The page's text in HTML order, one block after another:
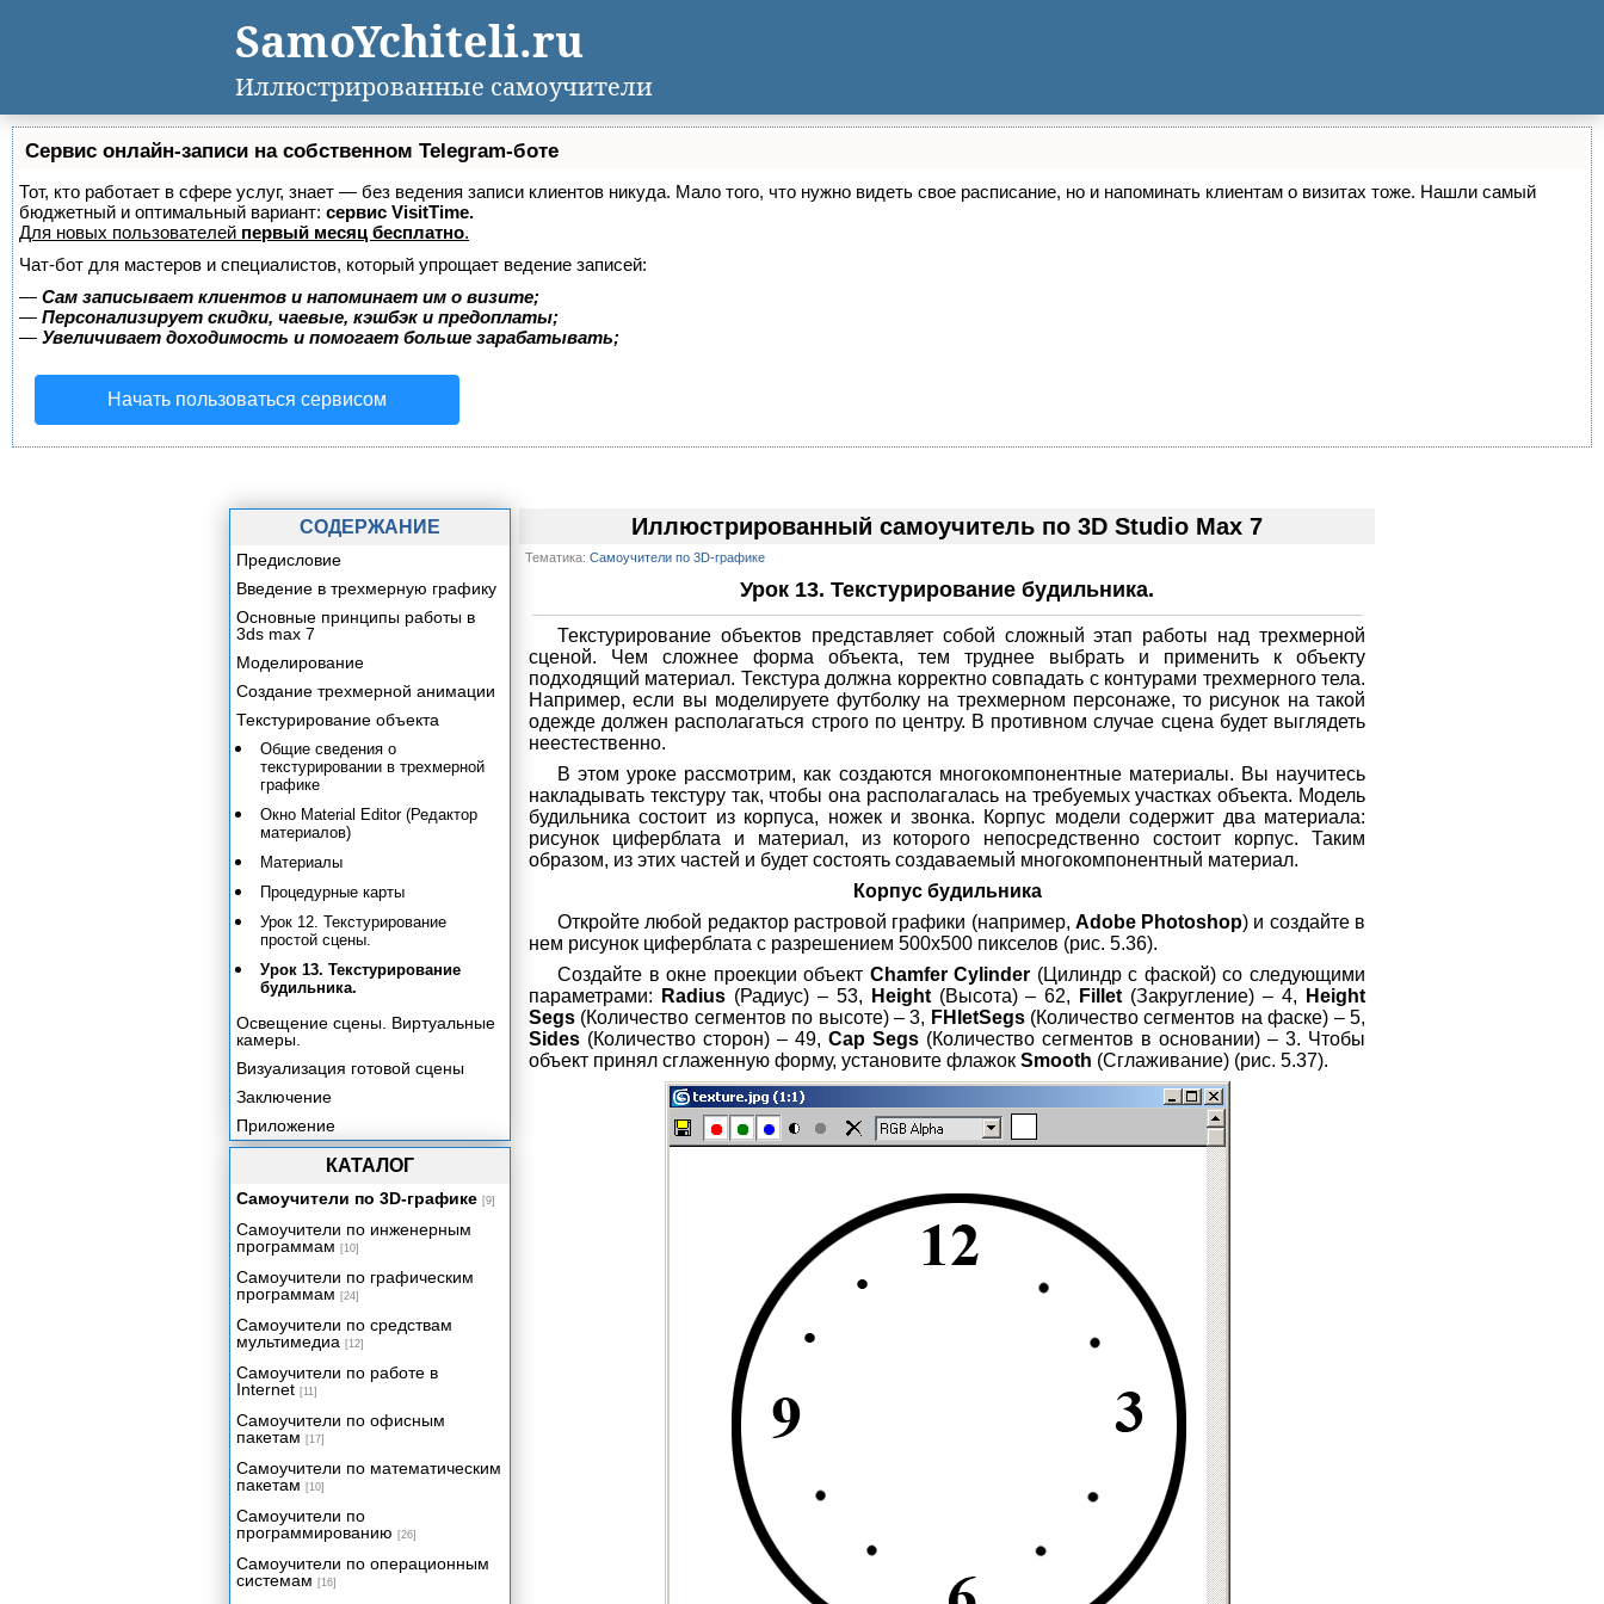
Сервис онлайн-записи на собственном Telegram-боте
Тот, кто работает в сфере услуг, знает — без ведения записи клиентов никуда. Мало того, что нужно видеть свое расписание, но и напоминать клиентам о визитах тоже. Нашли самый
бюджетный и оптимальный вариант: сервис VisitTime.
Для новых пользователей первый месяц бесплатно.
Чат-бот для мастеров и специалистов, который упрощает ведение записей:
— Сам записывает клиентов и напоминает им о визите;
— Персонализирует скидки, чаевые, кэшбэк и предоплаты;
— Увеличивает доходимость и помогает больше зарабатывать;
Начать пользоваться сервисом
Иллюстрированный самоучитель по 3D Studio Max 7
Тематика: Самоучители по 3D-графике
Урок 13. Текстурирование будильника.
Текстурирование объектов представляет собой сложный этап работы над трехмерной
сценой. Чем сложнее форма объекта, тем труднее выбрать и применить к объекту
подходящий материал. Текстура должна корректно совпадать с контурами трехмерного тела.
Например, если вы моделируете футболку на трехмерном персонаже, то рисунок на такой
одежде должен располагаться строго по центру. В противном случае сцена будет выглядеть
неестественно.
В этом уроке рассмотрим, как создаются многокомпонентные материалы. Вы научитесь
накладывать текстуру так, чтобы она располагалась на требуемых участках объекта. Модель
будильника состоит из корпуса, ножек и звонка. Корпус модели содержит два материала:
рисунок циферблата и материал, из которого непосредственно состоит корпус. Таким
образом, из этих частей и будет состоять создаваемый многокомпонентный материал.
Корпус будильника
Откройте любой редактор растровой графики (например, Adobe Photoshop) и создайте в
нем рисунок циферблата с разрешением 500x500 пикселов (рис. 5.36).
Создайте в окне проекции объект Chamfer Cylinder (Цилиндр с фаской) со следующими
параметрами:
Radius(Радиус) – 53, Height(Высота) – 62, Fillet (Закругление) – 4,
Height
Segs (Количество сегментов по высоте) – 3, FHletSegs(Количество сегментов на фаске) – 5,
Sides (Количество сторон) – 49, Cap Segs (Количество сегментов в основании) – 3. Чтобы
объект принял сглаженную форму, установите флажок Smooth (Сглаживание) (рис. 5.37).
СОДЕРЖАНИЕ
Предисловие
Введение в трехмерную графику
Основные принципы работы в
3ds max 7
Моделирование
Создание трехмерной анимации
Текстурирование объекта
Общие сведения о
текстурировании в трехмерной
графике
Окно Material Editor (Редактор
материалов)
Материалы
Процедурные карты
Урок 12. Текстурирование
простой сцены.
Урок 13. Текстурирование
будильника.
Освещение сцены. Виртуальные
камеры.
Визуализация готовой сцены
Заключение
Приложение
КАТАЛОГ
Самоучители по 3D-графике [9]
Самоучители по инженерным
программам [10]
Самоучители по графическим
программам [24]
Самоучители по средствам
мультимедиа [12]
Самоучители по работе в
Internet [11]
Самоучители по офисным
пакетам [17]
Самоучители по математическим
пакетам [10]
Самоучители по
программированию [26]
Самоучители по операционным
системам [16]
SamoYchiteli.ru
Иллюстрированные самоучители